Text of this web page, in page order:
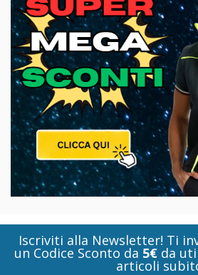
Iscriviti alla Newsletter! Ti
un Codice Sconto da 5€ da
articoli